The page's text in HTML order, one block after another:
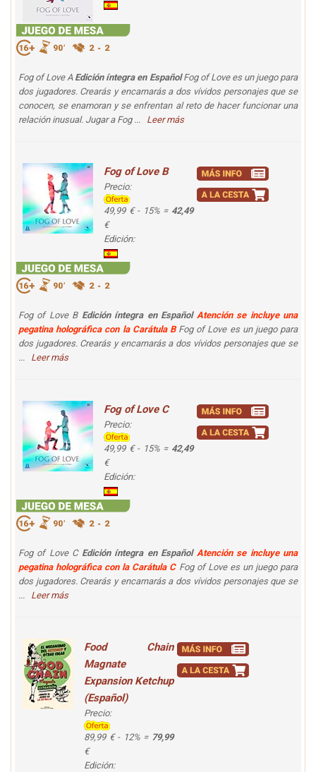
Fog of Love A Edición íntegra en EspañolFog of Love es un juego para
dos jugadores. Crearás y encarnarás a dos vívidos personajes que se
conocen, se enamoran y se enfrentan al reto de hacer funcionar una
relación inusual. Jugar a Fog ... Leer más
Fog of Love B
Precio:
49,99 € - 15% = 42,49
€
Edición:
Fog of Love B Edición íntegra en Español Atención se incluye una
pegatina holográfica con la Carátula BFog of Love es un juego para
dos jugadores. Crearás y encarnarás a dos vívidos personajes que se
... Leer más
Fog of Love C
Precio:
49,99 € - 15% = 42,49
€
Edición:
Fog of Love C Edición íntegra en Español Atención se incluye una
pegatina holográfica con la Carátula CFog of Love es un juego para
dos jugadores. Crearás y encarnarás a dos vívidos personajes que se
... Leer más
Food Chain
Magnate
Expansion Ketchup
(Español)
Precio:
89,99 € - 12% = 79,99
€
Edición: